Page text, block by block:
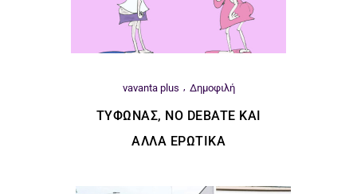
vavanta plus Δημοφιλή
ΤΥΦΏΝΑΣ, ΝΟ DEBATE ΚΑΙ
ΆΛΛΑ ΕΡΩΤΙΚΆ